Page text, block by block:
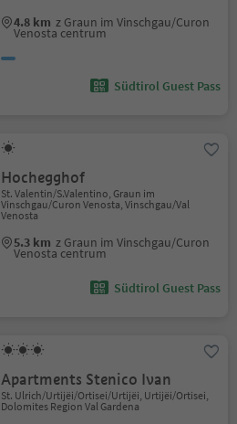
4.8 km z Graun im Vinschgau/Curon
Venosta centrum
Südtirol Guest Pass
Hochegghof
St. Valentin/S.Valentino, Graun im
Vinschgau/Curon Venosta, Vinschgau/Val
Venosta
5.3 km z Graun im Vinschgau/Curon
Venosta centrum
Südtirol Guest Pass
Apartments Stenico Ivan
St. Ulrich/Urtijëi/Ortisei/Urtijëi, Urtijëi/Ortisei,
Dolomites Region Val Gardena